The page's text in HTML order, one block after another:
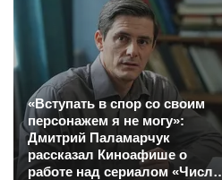
«Вступать в спор со своим
персонажем я не могу»:
Дмитрий Паламарчук
рассказал Киноафише о
работе над сериалом «Число